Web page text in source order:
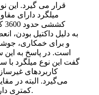
و برای خمکاری،
است. در پاسخ به این
گفت این نوع میلگرد با
کاربردهای
می‌گیرد. البته در
کمتری دارد اما شکل پذیری آن بیشتر است.